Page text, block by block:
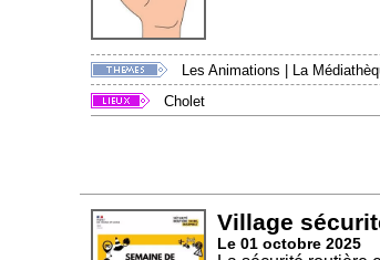
Les Animations
La
Cholet
Village
Le 01 octobre 2025